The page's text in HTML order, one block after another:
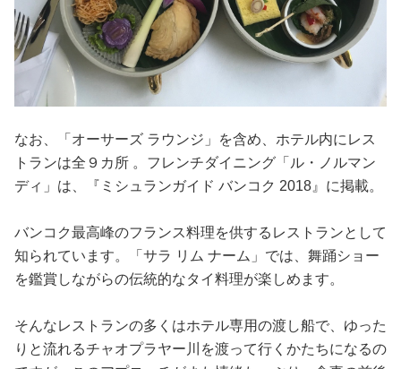
なお、「オーサーズ ラウンジ」を含め、ホテル内にレス
トランは全９カ所 。フレンチダイニング「ル・ノルマン
ディ」は、『ミシュランガイド バンコク 2018』に掲載。
バンコク最高峰のフランス料理を供するレストランとして
知られています。「サラ リム ナーム」では、舞踊ショー
を鑑賞しながらの伝統的なタイ料理が楽しめます。
そんなレストランの多くはホテル専用の渡し船で、ゆった
りと流れるチャオプラヤー川を渡って行くかたちになるの